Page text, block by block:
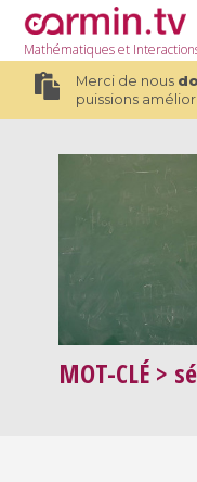
Mathématiqueset
Merci de nous
puissions
MOT-CLÉ >